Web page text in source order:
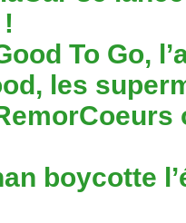
To Go,
les
boycotte